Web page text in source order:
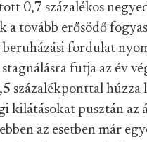
0,7 százalékos
a tovább erősödő
fordulat
futja az év
százalékponttal húzza
kilátásokat pusztán az
az esetben már